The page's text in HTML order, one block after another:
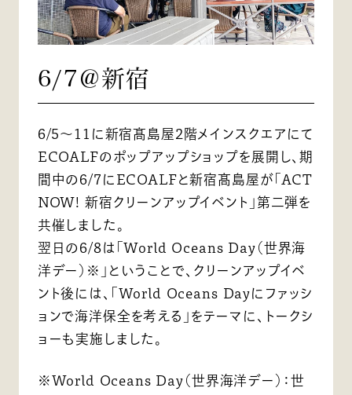
6/7＠新宿
6/5～11に新宿髙島屋2階メインスクエアにて
ECOALFのポップアップショップを展開し、期
間中の6/7にECOALFと新宿髙島屋が「ACT
NOW! 新宿クリーンアップイベント」第二弾を
共催しました。
翌日の6/8は「World Oceans Day（世界海
洋デー）※」ということで、クリーンアップイベ
ント後には、「World Oceans Dayにファッシ
ョンで海洋保全を考える」をテーマに、トークシ
ョーも実施しました。
※World Oceans Day（世界海洋デー）：世